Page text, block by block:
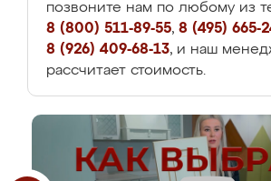
позвоните нам по любому из
8 (800) 511-89-55, 8 (495) 665-
8 (926) 409-68-13, и наш
рассчитает стоимость.